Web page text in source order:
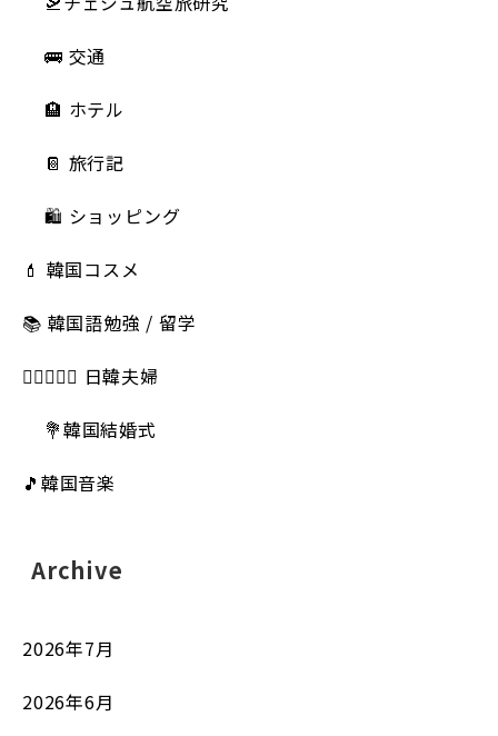
🚌 交通
🏨 ホテル
📔 旅行記
🛍️ ショッピング
💄 韓国コスメ
📚 韓国語勉強 / 留学
👩🏻‍❤️‍👨🏻 日韓夫婦
💐韓国結婚式
🎵韓国音楽
Archive
2026年7月
2026年6月